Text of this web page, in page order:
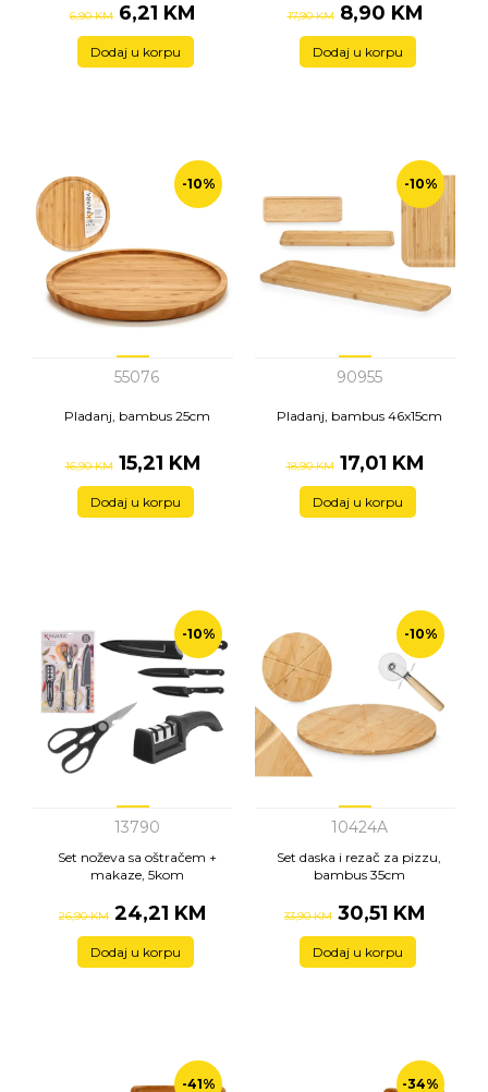
6,90 KM 6,21 KM
Dodaj u korpu
17,90 KM 8,90 KM
Dodaj u korpu
-10%
55076
Pladanj, bambus 25cm
16,90 KM 15,21 KM
Dodaj u korpu
-10%
90955
Pladanj, bambus 46x15cm
18,90 KM 17,01 KM
Dodaj u korpu
-10%
13790
Set noževa sa oštračem +
makaze, 5kom
26,90 KM 24,21 KM
Dodaj u korpu
-10%
10424A
Set daska i rezač za pizzu,
bambus 35cm
33,90 KM 30,51 KM
Dodaj u korpu
-41% -34%